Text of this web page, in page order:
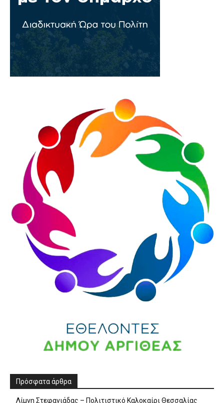
Πρόσφατα άρθρα
Λίμνη Στεφανιάδας – Πολιτιστικό Καλοκαίρι Θεσσαλίας